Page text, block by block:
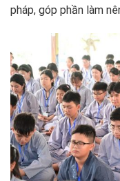
pháp, góp phần làm